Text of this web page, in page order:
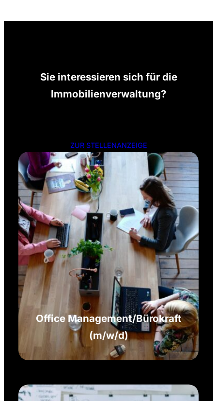
Sie interessieren sich für die
Immobilienverwaltung?
ZUR STELLENANZEIGE
Office Management/Bürokraft
(m/w/d)